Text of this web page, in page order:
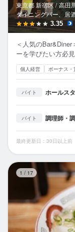
東京都 新宿区 / 高田
ダイニングバー、居
3.35
＜人気の
ーを学びたい方必見
個人経営 ボーナス・
バイト ホールス
バイト 調理師・
最終更新日：30日以上前
1 / 17